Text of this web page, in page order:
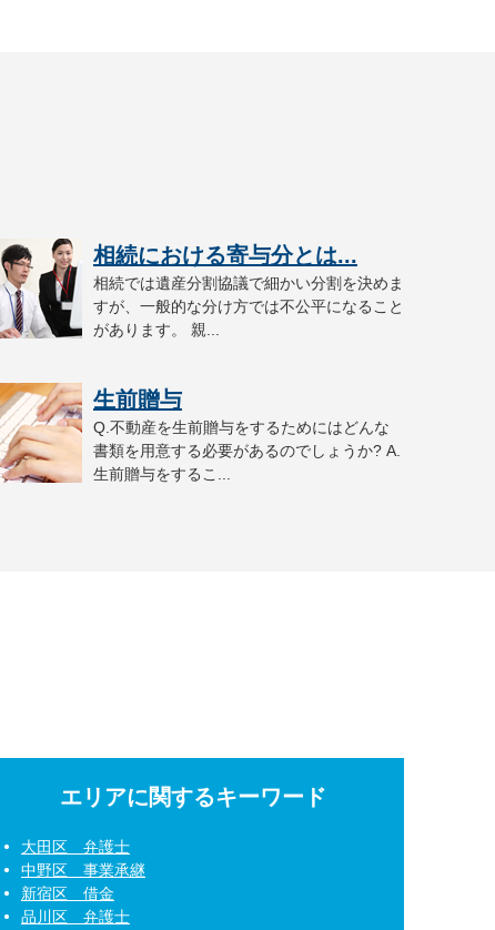
相続における寄与分とは...
相続では遺産分割協議で細かい分割を決めま
すが、一般的な分け方では不公平になること
があります。 親...
生前贈与
Q.不動産を生前贈与をするためにはどんな
書類を用意する必要があるのでしょうか? A.
生前贈与をするこ...
エリアに関するキーワード
大田区 弁護士
中野区 事業承継
新宿区 借金
品川区 弁護士